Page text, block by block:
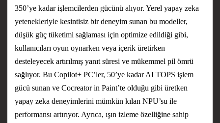
350’ye kadar işlemcilerden gücünü alıyor. Yerel yapay zeka
yetenekleriyle kesintisiz bir deneyim sunan bu modeller,
düşük güç tüketimi sağlaması için optimize edildiği gibi,
kullanıcıları oyun oynarken veya içerik üretirken
desteleyecek artırılmış yanıt süresi ve mükemmel pil ömrü
sağlıyor. Bu Copilot+ PC’ler, 50’ye kadar AI TOPS işlem
gücü sunan ve Cocreator in Paint’te olduğu gibi üretken
yapay zeka deneyimlerini mümkün kılan NPU’su ile
performansı artırıyor. Ayrıca, ışın izleme özelliğine sahip